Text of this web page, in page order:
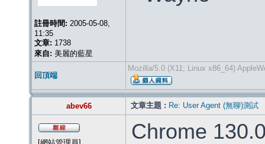
註冊時間: 2005-05-08,
11:35
文章: 1738
來自: 美麗的藍星
回頂端
Mozilla/5.0 (X11; Linux x86_64)
abev66 文章主題 : Re: User Agent (無聊)測試
Chrome